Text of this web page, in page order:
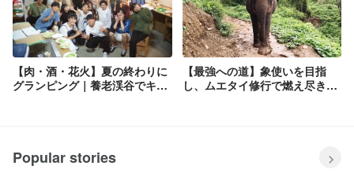
【肉・酒・花火】夏の終わりに
グランピング｜養老渓谷でキャ
【最強への道】象使いを目指
し、ムエタイ修行で燃え尽きた
Popular stories